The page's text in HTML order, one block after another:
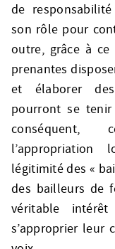
de
son rôle pour
outre, grâce à ce
prenantes
et élaborer
pourront se tenir
conséquent,
légitimité des «
des bailleurs de
véritable
s’approprier leur